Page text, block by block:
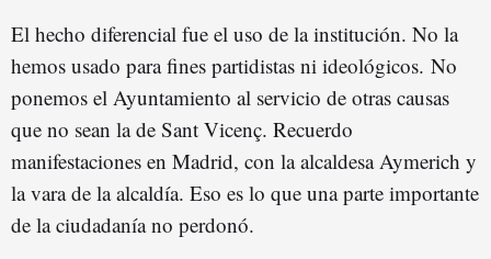
El hecho diferencial fue el uso de la institución. No la
hemos usado para fines partidistas ni ideológicos. No
ponemos el Ayuntamiento al servicio de otras causas
que no sean la de Sant Vicenç. Recuerdo
manifestaciones en Madrid, con la alcaldesa Aymerich y
la vara de la alcaldía. Eso es lo que una parte importante
de la ciudadanía no perdonó.